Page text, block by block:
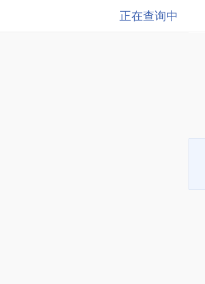
正在查询中